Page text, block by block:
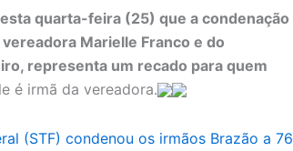
quarta-feira (25) que a condenação
Marielle Franco e do
representa um recado para quem
é irmã da vereadora.
(STF) condenou os irmãos Brazão a 76